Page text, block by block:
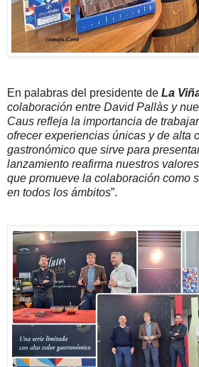
En palabras del presidente de La
colaboración entre David Pallàs y
Caus refleja la importancia de
ofrecer experiencias únicas y de alta
gastronómico que sirve para
lanzamiento reafirma nuestros
que promueve la colaboración como
en todos los ámbitos”.